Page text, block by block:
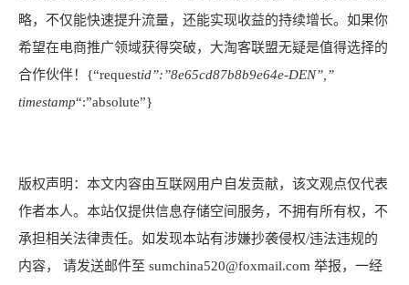
略，不仅能快速提升流量，还能实现收益的持续增长。如果你
希望在电商推广领域获得突破，大淘客联盟无疑是值得选择的
合作伙伴！{“requestid”:”8e65cd87b8b9e64e-DEN”,”
timestamp“:”absolute”}
版权声明：本文内容由互联网用户自发贡献，该文观点仅代表
作者本人。本站仅提供信息存储空间服务，不拥有所有权，不
承担相关法律责任。如发现本站有涉嫌抄袭侵权/违法违规的
内容， 请发送邮件至 sumchina520@foxmail.com 举报，一经